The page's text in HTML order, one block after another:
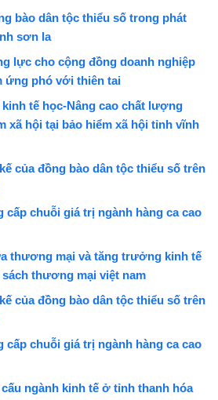
bào dân tộc thiểu số trong phát
sơn la
lực cho cộng đồng doanh nghiệp
ứng phó với thiên tai
kinh tế học-Nâng cao chất lượng
xã hội tại bảo hiểm xã hội tỉnh vĩnh
của đồng bào dân tộc thiểu số trên
cấp chuỗi giá trị ngành hàng ca cao
thương mại và tăng trưởng kinh tế
thương mại việt nam
của đồng bào dân tộc thiểu số trên
cấp chuỗi giá trị ngành hàng ca cao
ngành kinh tế ở tỉnh thanh hóa